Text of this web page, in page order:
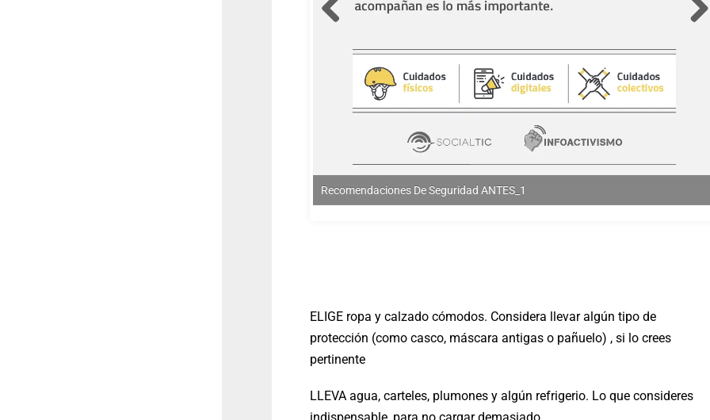
Recomendaciones De Seguridad ANTES_1
ELIGE ropa y calzado cómodos. Considera llevar algún tipo de
protección (como casco, máscara antigas o pañuelo) , si lo crees
pertinente
LLEVA agua, carteles, plumones y algún refrigerio. Lo que consideres